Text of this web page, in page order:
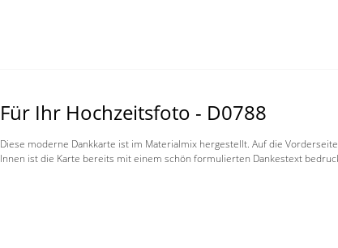
Für Ihr Hochzeitsfoto - D0788
Diese moderne Dankkarte ist im Materialmix hergestellt. Auf die
Innen ist die Karte bereits mit einem schön formulierten Dankestext